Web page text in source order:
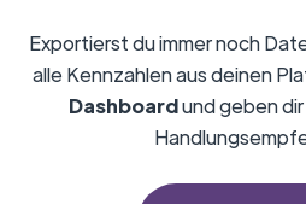
Exportierst du immer noch
alle Kennzahlen aus deinen
Dashboardund geben